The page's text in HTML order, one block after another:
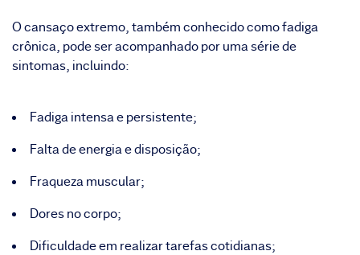
O cansaço extremo, também conhecido como fadiga
crônica, pode ser acompanhado por uma série de
sintomas, incluindo:
Fadiga intensa e persistente;
Falta de energia e disposição;
Fraqueza muscular;
Dores no corpo;
Dificuldade em realizar tarefas cotidianas;